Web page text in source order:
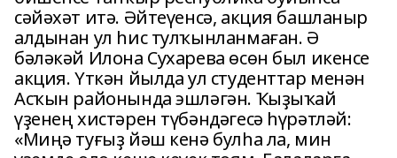
сәйәхәт итә. Әйтеүенсә, акция башланыр
алдынан ул һис тулҡынланмаған. Ә
бәләкәй Илона Сухарева өсөн был икенсе
акция. Үткән йылда ул студенттар менән
Асҡын районында эшләгән. Ҡыҙыҡай
үҙенең хистәрен түбәндәгесә һүрәтләй:
«Миңә туғыҙ йәш кенә булһа ла, мин